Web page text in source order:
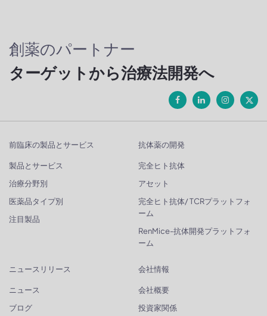
創薬のパートナー
ターゲットから治療法開発へ
前臨床の製品とサービス
製品とサービス
治療分野別
医薬品タイプ別
注目製品
抗体薬の開発
完全ヒト抗体
アセット
完全ヒト抗体/ TCRプラットフォ
ーム
RenMice-抗体開発プラットフォ
ーム
ニュースリリース
ニュース
ブログ
会社情報
会社概要
投資家関係